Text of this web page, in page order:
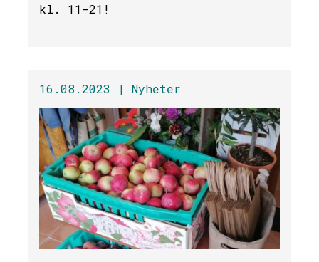
kl. 11-21!
16.08.2023 | Nyheter